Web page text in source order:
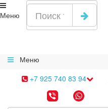
Меню
Меню
+7 925 740 83 94